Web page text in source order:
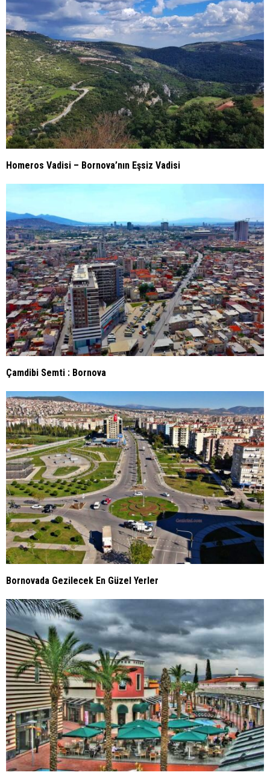
Homeros Vadisi – Bornova’nın Eşsiz Vadisi
Çamdibi Semti : Bornova
Bornovada Gezilecek En Güzel Yerler